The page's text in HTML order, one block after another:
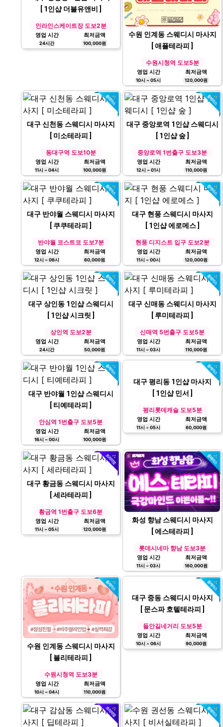
영업 시간
24시간
최저금액
100,000원
수원 인계동 스웨디시 마사지
[ 애플테라피 ]
영업 시간
10시 ~ 05시
최저금액
120,000원
대구 신천동 스웨디시 마사지
[ 미소테라피 ]
영업 시간
11시 ~ 04시
최저금액
100,000원
대구 중앙로역 1인샵 스웨디시
[ 1인샵 숲 ]
영업 시간
12시 ~ 01시
최저금액
110,000원
대구 반야월 스웨디시 마사지
[ 쿠쿠테라피 ]
영업 시간
12시 ~ 06시
최저금액
60,000원
대구 현풍 스웨디시 마사지
[ 1인샵 에로메스 ]
영업 시간
11시 ~ 00시
최저금액
120,000원
대구 상인동 1인샵 스웨디시
[ 1인샵 시크릿 ]
영업 시간
24시간
최저금액
50,000원
대구 신매동 스웨디시 마사지
[ 루미테라피 ]
영업 시간
11시 ~ 03시
최저금액
110,000원
대구 반야월 1인샵 스웨디시
[ 티예테라피 ]
영업 시간
16시 ~ 00시
최저금액
100,000원
대구 평리동 1인샵 마사지
[ 1인샵 민서 ]
평리롯데캐슬 도보5분
영업 시간
11시 ~ 05시
최저금액
60,000원
대구 황금동 스웨디시 마사지
[ 세라테라피 ]
화성 향남 스웨디시 마사지
[ 에스테라피 ]
롯데시네마 향남 도보3분
11시 ~ 03시
최저금액
160,000원
수원 인계동 스웨디시 마사지
[ 블리테라피 ]
수원시청역 도보3분
영업 시간
10시 ~ 04시
최저금액
대구 중동 스웨디시 마사지
[ 문스파 호텔테라피 ]